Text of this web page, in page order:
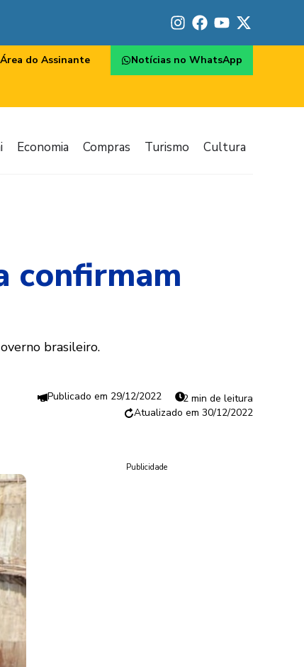
Área do Assinante Notícias no WhatsApp
Economia Compras Turismo Cultura
confirmam
brasileiro.
29/12/2022
2 min de leitura
30/12/2022
Publicidade